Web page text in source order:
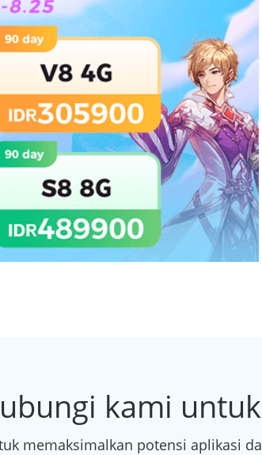
kami
memaksimalkan potensi aplikasi